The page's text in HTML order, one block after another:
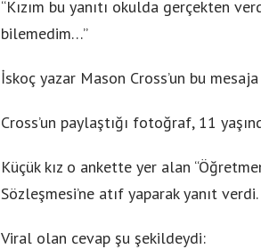
“Kızım bu yanıtı okulda gerçekten
bilemedim…”
İskoç yazar Mason Cross’un bu
Cross’un paylaştığı fotoğraf, 11
Küçük kız o ankette yer alan
Sözleşmesi’ne atıf yaparak yanıt verdi.
Viral olan cevap şu şekildeydi: